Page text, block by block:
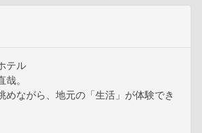
テル
哉。
めながら、地元の「生活」が体験でき